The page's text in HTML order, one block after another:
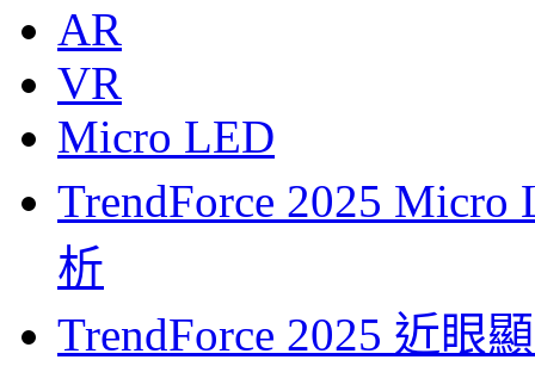
AR
VR
Micro LED
TrendForce 2025
析
TrendForce 2025 近眼